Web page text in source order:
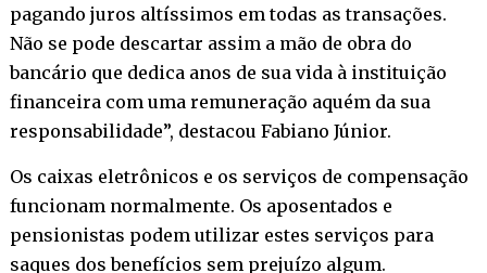
pagando juros altíssimos em todas as transações.
Não se pode descartar assim a mão de obra do
bancário que dedica anos de sua vida à instituição
financeira com uma remuneração aquém da sua
responsabilidade”, destacou Fabiano Júnior.
Os caixas eletrônicos e os serviços de compensação
funcionam normalmente. Os aposentados e
pensionistas podem utilizar estes serviços para
saques dos benefícios sem prejuízo algum.